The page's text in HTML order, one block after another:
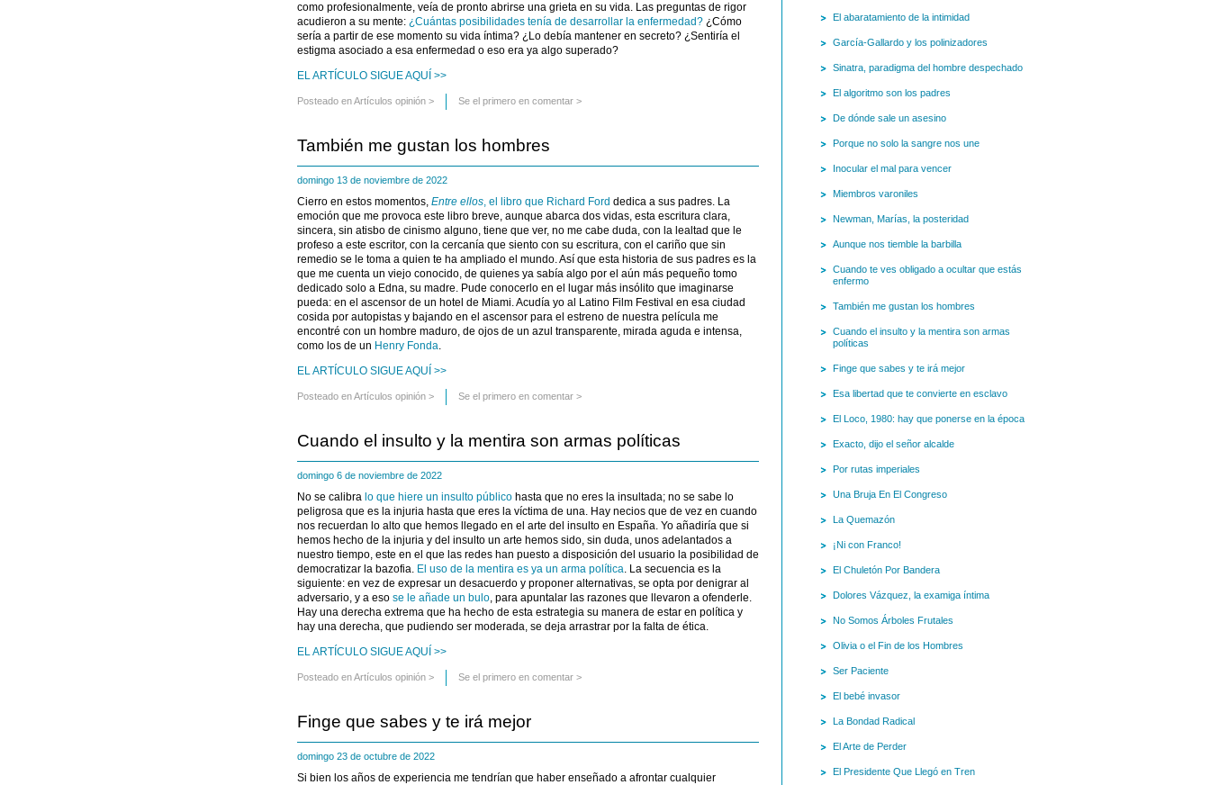
como profesionalmente, veía de pronto abrirse una grieta en su vida. Las preguntas de rigor
acudieron a su mente: ¿Cuántas posibilidades tenía de desarrollar la enfermedad? ¿Cómo
sería a partir de ese momento su vida íntima? ¿Lo debía mantener en secreto? ¿Sentiría el
estigma asociado a esa enfermedad o eso era ya algo superado?
EL ARTÍCULO SIGUE AQUÍ >>
Posteado enArtículos opinión > Se el primero en comentar >
También me gustan los hombres
domingo 13 de noviembre de 2022
Cierro en estos momentos, Entre ellos, el libro que Richard Ford dedica a sus padres. La
emoción que me provoca este libro breve, aunque abarca dos vidas, esta escritura clara,
sincera, sin atisbo de cinismo alguno, tiene que ver, no me cabe duda, con la lealtad que le
profeso a este escritor, con la cercanía que siento con su escritura, con el cariño que sin
remedio se le toma a quien te ha ampliado el mundo. Así que esta historia de sus padres es la
que me cuenta un viejo conocido, de quienes ya sabía algo por el aún más pequeño tomo
dedicado solo a Edna, su madre. Pude conocerlo en el lugar más insólito que imaginarse
pueda: en el ascensor de un hotel de Miami. Acudía yo al Latino Film Festival en esa ciudad
cosida por autopistas y bajando en el ascensor para el estreno de nuestra película me
encontré con un hombre maduro, de ojos de un azul transparente, mirada aguda e intensa,
como los de un Henry Fonda.
EL ARTÍCULO SIGUE AQUÍ >>
Posteado enArtículos opinión > Se el primero en comentar >
Cuando el insulto y la mentira son armas políticas
domingo 6 de noviembre de 2022
No se calibra lo que hiere un insulto público hasta que no eres la insultada; no se sabe lo
peligrosa que es la injuria hasta que eres la víctima de una. Hay necios que de vez en cuando
nos recuerdan lo alto que hemos llegado en el arte del insulto en España. Yo añadiría que si
hemos hecho de la injuria y del insulto un arte hemos sido, sin duda, unos adelantados a
nuestro tiempo, este en el que las redes han puesto a disposición del usuario la posibilidad de
democratizar la bazofia. El uso de la mentira es ya un arma política. La secuencia es la
siguiente: en vez de expresar un desacuerdo y proponer alternativas, se opta por denigrar al
adversario, y a eso se le añade un bulo, para apuntalar las razones que llevaron a ofenderle.
Hay una derecha extrema que ha hecho de esta estrategia su manera de estar en política y
hay una derecha, que pudiendo ser moderada, se deja arrastrar por la falta de ética.
EL ARTÍCULO SIGUE AQUÍ >>
Posteado enArtículos opinión > Se el primero en comentar >
Finge que sabes y te irá mejor
domingo 23 de octubre de 2022
Si bien los años de experiencia me tendrían que haber enseñado a afrontar cualquier
El abaratamiento de la intimidad
García-Gallardo y los polinizadores
Sinatra, paradigma del hombre despechado
El algoritmo son los padres
De dónde sale un asesino
Porque no solo la sangre nos une
Inocular el mal para vencer
Miembros varoniles
Newman, Marías, la posteridad
Aunque nos tiemble la barbilla
Cuando te ves obligado a ocultar que estás
enfermo
También me gustan los hombres
Cuando el insulto y la mentira son armas
políticas
Finge que sabes y te irá mejor
Esa libertad que te convierte en esclavo
El Loco, 1980: hay que ponerse en la época
Exacto, dijo el señor alcalde
Por rutas imperiales
Una Bruja En El Congreso
La Quemazón
¡Ni con Franco!
El Chuletón Por Bandera
Dolores Vázquez, la examiga íntima
No Somos Árboles Frutales
Olivia o el Fin de los Hombres
Ser Paciente
El bebé invasor
La Bondad Radical
El Arte de Perder
El Presidente Que Llegó en Tren